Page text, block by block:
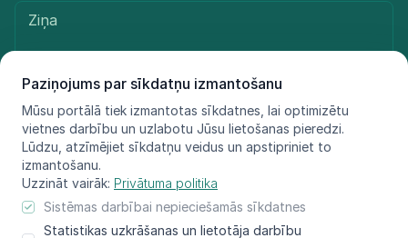
Paziņojums par sīkdatņu izmantošanu
Mūsu portālā tiek izmantotas sīkdatnes, lai optimizētu
vietnes darbību un uzlabotu Jūsu lietošanas pieredzi.
Lūdzu, atzīmējiet sīkdatņu veidus un apstipriniet to
izmantošanu.
Uzzināt vairāk: Privātuma politika
Sistēmas darbībai nepieciešamās sīkdatnes
Statistikas uzkrāšanas un lietotāja darbību
Sūtīt ziņu
© LIFE FOR SPECIES, 2021 - 2025
Informācija atspoguļo tikai projekta LIFE FOR SPECIES īstenotāju